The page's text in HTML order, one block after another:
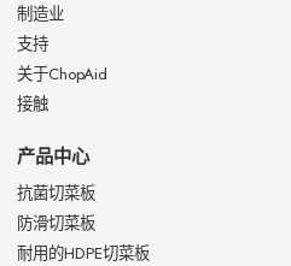
制造业
支持
关于ChopAid
接触
产品中心
抗菌切菜板
防滑切菜板
耐用的HDPE切菜板